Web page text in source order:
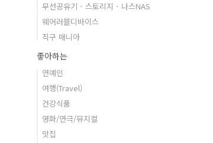
무선공유기 - 스토리지 - 나스NAS
웨어러블디바이스
직구 매니아
좋아하는
연예인
여행(Travel)
건강식품
영화/연극/뮤지컬
맛집